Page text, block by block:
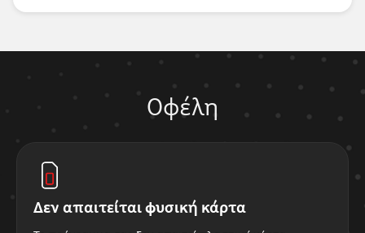
Οφέλη
Δεν απαιτείται φυσική κάρτα